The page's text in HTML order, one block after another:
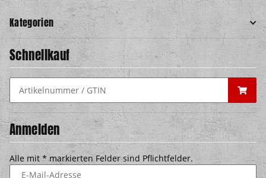
Kategorien
Schnellkauf
Anmelden
Alle mit *markierten Felder sind Pflichtfelder.
E-Mail-Adresse